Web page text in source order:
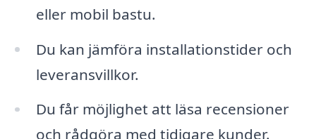
eller mobil bastu.
Du kan jämföra installationstider och
leveransvillkor.
Du får möjlighet att läsa recensioner
och rådgöra med tidigare kunder.